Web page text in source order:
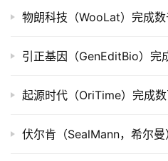
院
物朗科技（WooLat）完成
引正基因（GenEditBio）完
起源时代（OriTime）完成
伏尔肯（SealMann，希尔